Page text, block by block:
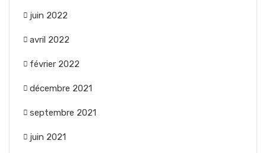
juin 2022
avril 2022
février 2022
décembre 2021
septembre 2021
juin 2021